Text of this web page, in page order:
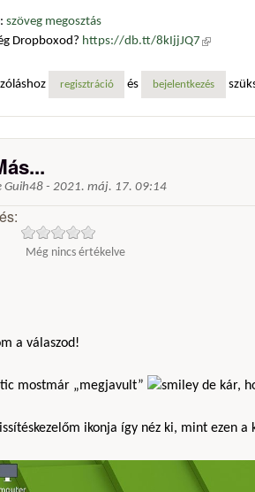
szöveg megosztás
Dropboxod? https://db.tt/8kIjjJQ7 (külső
regisztráció és bejelentkezés
Guih48 - 2021. máj. 17. 09:14
Még nincs értékelve
a válaszod!
mostmár „megjavult” de kár,
ikonja így néz ki, mint ezen a